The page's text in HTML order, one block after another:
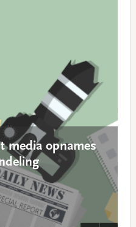
media opnames